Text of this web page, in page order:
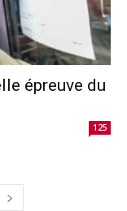
épreuve du
125